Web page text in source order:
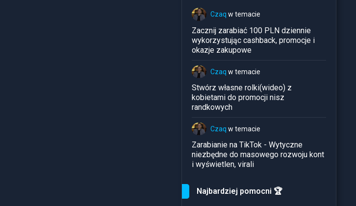
Czaq w temacie
Zacznij zarabiać 100 PLN dziennie
wykorzystując cashback, promocje i
okazje zakupowe
Czaq w temacie
Stwórz własne rolki(wideo) z
kobietami do promocji nisz
randkowych
Czaq w temacie
Zarabianie na TikTok - Wytyczne
niezbędne do masowego rozwoju kont
i wyświetlen, virali
Najbardziej pomocni 🏆